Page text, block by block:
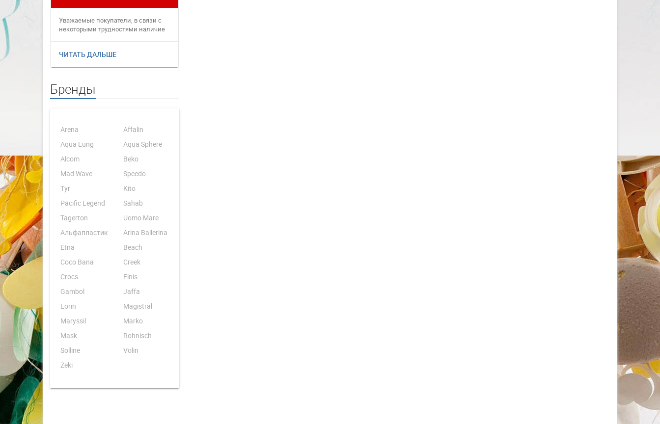
Уважаемые покупатели, в связи с
некоторыми трудностями наличие
ЧИТАТЬ ДАЛЬШЕ
Бренды
Arena
Affalin
Aqua Lung
Aqua Sphere
Alcom
Beko
Mad Wave
Speedo
Tyr
Kito
Pacific Legend
Sahab
Tagerton
Uomo Mare
Альфапластик
Arina Ballerina
Etna
Beach
Coco Bana
Creek
Crocs
Finis
Gambol
Jaffa
Lorin
Magistral
Maryssil
Marko
Mask
Rohnisch
Solline
Volin
Zeki